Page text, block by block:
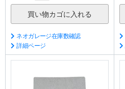
ネオガレージ在庫数確認
詳細ページ